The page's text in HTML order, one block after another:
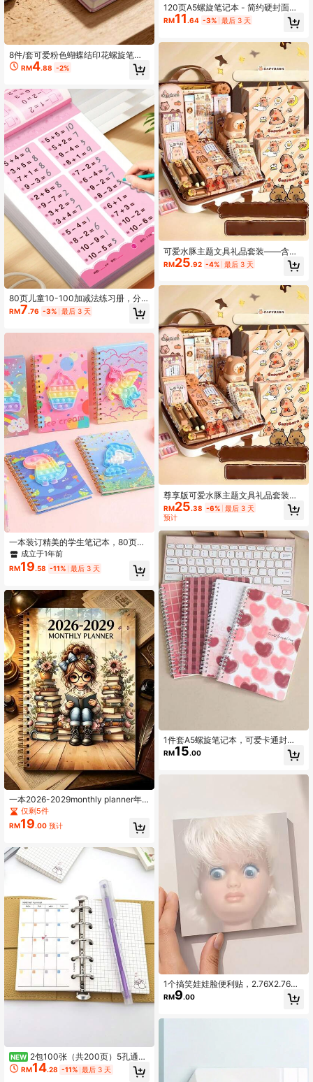
8件/套可爱粉色蝴蝶结印花螺旋笔记
本套装——开学季文具用品、学生书
写日记本、派对伴手礼，女孩们的学
品,学校必备用品
RM4.88 -2%
80页儿童10-100加减法练习册，分
解与组合数学题，口算题卡，纵向与
横向格式，学校，学生，文具，学习
RM7.76 -3% 最后 3 天
一本装订精美的学生笔记本，80页，
独角兽图案，配有插图，可作为减压
日记本或返校礼物。
成立于1年前
RM19.58 -11% 最后 3 天
一本2026-2029monthly planner年
度日历月度年计划书 金色线圈A5螺旋
笔记本日程表记
仅剩5件
RM19.00 预计
NEW 2包100张（共200页）5孔通用
标准M5彩色活页纸替换芯，采用120
G加厚优质纸
RM14.28 -11% 最后 3 天
120页A5螺旋笔记本 - 简约硬封面，
可撕页，带索引分隔页，光面纸，多
种颜色可选，返校季
RM11 .64 -3% 最后 3 天
可爱水豚主题文具礼品套装——含卷
轴书、凝胶笔、吊坠及配件——非常
适合学生和动物爱好者 |可爱的办公用
RM25.92 -4% 最后 3 天
尊享版可爱水豚主题文具礼品套装
——含卷轴书、凝胶笔、吊坠及配件
——非常适合学生和动物爱好者 |可爱
的办公用品，欢快的设计 |水豚凝胶笔
及配件
RM25.38 -6% 最后 3 天
预计
1件套A5螺旋笔记本，可爱卡通封
面，60张横线页，随机图案，开学季
RM15.00
1个搞笑娃娃脸便利贴，2.76X2.76英
寸搞怪表情自粘备忘录，办公学习居
家提醒留言簿
RM9.00